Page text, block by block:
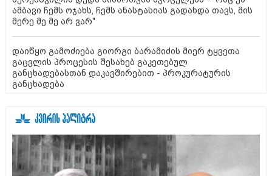
ამბავი ჩემს ოჯახს, ჩემს ანასტასიას გადახდა თავს, მის
მერე მე მე არ ვარ"
დაიწყო გამოძიება გიორგი ბარამიძის მიერ ტყვეთა
გაცვლის პროცესის შესახებ გაკეთებულ
განცხადებასთან დაკავშირებით - პროკურატურის
განცხადება